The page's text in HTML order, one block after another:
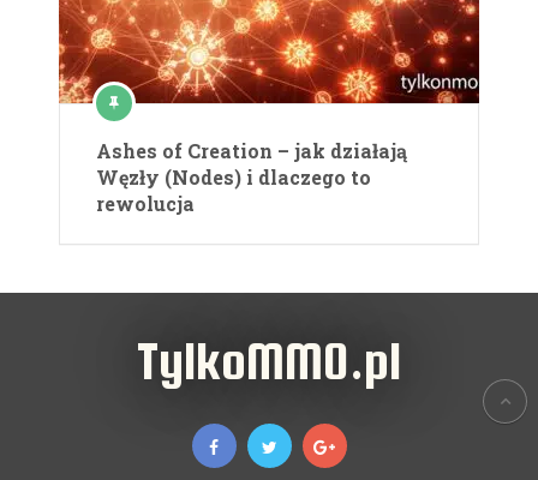
Ashes of Creation – jak działają
Węzły (Nodes) i dlaczego to
rewolucja
TylkoMMO.pl